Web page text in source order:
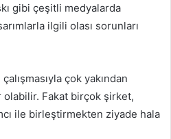
gibi çeşitli medyalarda
ilgili olası sorunları
çok yakından
Fakat birçok şirket,
ile birleştirmekten ziyade hala